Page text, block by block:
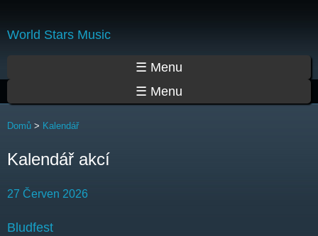
World Stars Music
☰ Menu
☰ Menu
Jste zde
Domů > Kalendář
Kalendář akcí
27 Červen 2026
Bludfest